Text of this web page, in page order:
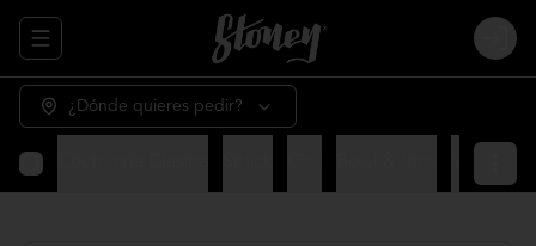
Abrir menu de navegación Login
¿Dónde quieres pedir?